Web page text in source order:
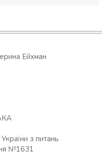
Ейхман
з питань
№1631